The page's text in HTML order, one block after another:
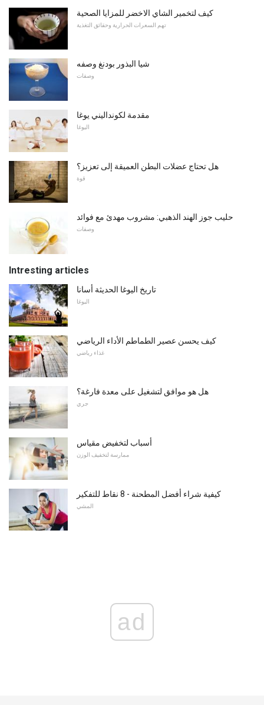
كيف لتخمير الشاي الاخضر للمزايا الصحية
تهم السعرات الحرارية وحقائق التغذية
شيا البذور بودنغ وصفه
وصفات
مقدمة لكونداليني يوغا
اليوغا
هل تحتاج عضلات البطن العميقة إلى تعزيز؟
قوة
حليب جوز الهند الذهبي: مشروب مهدئ مع فوائد
وصفات
Intresting articles
تاريخ اليوغا الحديثة أسانا
اليوغا
كيف يحسن عصير الطماطم الأداء الرياضي
غذاء رياضي
هل هو موافق لتشغيل على معدة فارغة؟
جري
أسباب لتخفيض مقياس
ممارسة لتخفيف الوزن
كيفية شراء أفضل المطحنة - 8 نقاط للتفكير
المشي
ad